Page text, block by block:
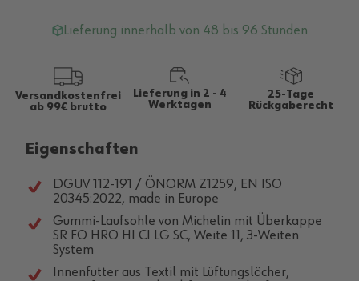
Lieferung innerhalb von 48 bis 96 Stunden
Versandkostenfrei
ab 99€ brutto
Lieferung in 2 - 4
Werktagen
25-Tage
Rückgaberecht
Eigenschaften
DGUV 112-191 / ÖNORM Z1259, EN ISO
20345:2022, made in Europe
Gummi-Laufsohle von Michelin mit Überkappe
SR FO HRO HI CI LG SC, Weite 11, 3-Weiten
System
Innenfutter aus Textil mit Lüftungslöcher,